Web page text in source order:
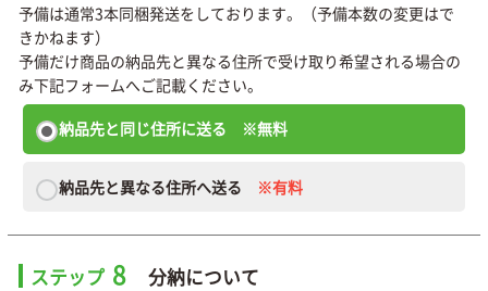
予備は通常3本同梱発送をしております。（予備本数の変更はで
きかねます）
予備だけ商品の納品先と異なる住所で受け取り希望される場合の
み下記フォームへご記載ください。
納品先と同じ住所に送る ※無料
納品先と異なる住所へ送る ※有料
ステップ 8 分納について